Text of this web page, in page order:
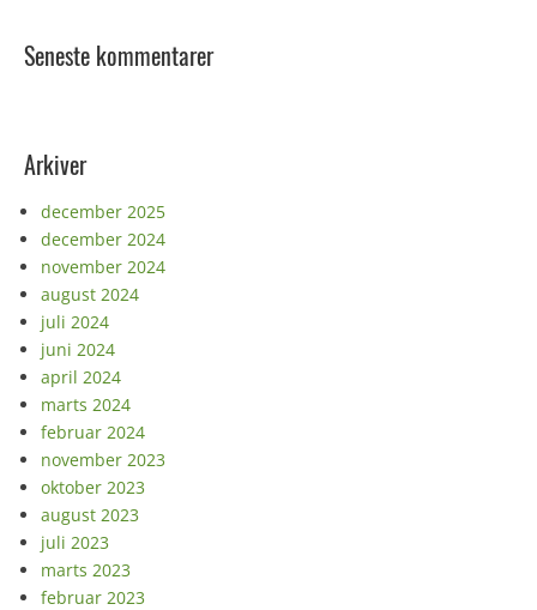
Seneste kommentarer
Arkiver
december 2025
december 2024
november 2024
august 2024
juli 2024
juni 2024
april 2024
marts 2024
februar 2024
november 2023
oktober 2023
august 2023
juli 2023
marts 2023
februar 2023